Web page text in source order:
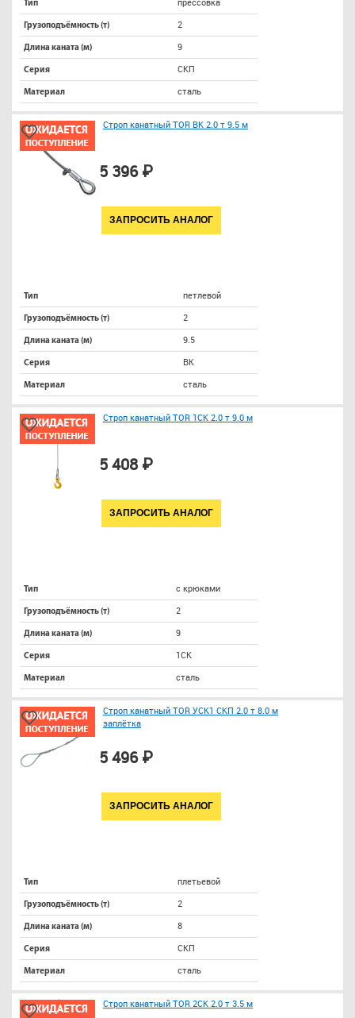
Тип
Грузоподъёмность (т) 2
Длина каната (м) 9
Серия СКП
Материал сталь
Строп канатный TOR ВК 2.0 т 9.5 м
5 396 ₽
ЗАПРОСИТЬ АНАЛОГ
Тип петлевой
Грузоподъёмность (т) 2
Длина каната (м) 9.5
Серия ВК
Материал сталь
Строп канатный TOR 1СК 2.0 т 9.0 м
5 408 ₽
ЗАПРОСИТЬ АНАЛОГ
Тип с крюками
Грузоподъёмность (т) 2
Длина каната (м) 9
Серия 1СК
Материал сталь
Строп канатный TOR УСК1 СКП 2.0 т 8.0 м
заплётка
5 496 ₽
ЗАПРОСИТЬ АНАЛОГ
Тип плетьевой
Грузоподъёмность (т) 2
Длина каната (м) 8
Серия СКП
Материал сталь
Строп канатный TOR 2СК 2.0 т 3.5 м